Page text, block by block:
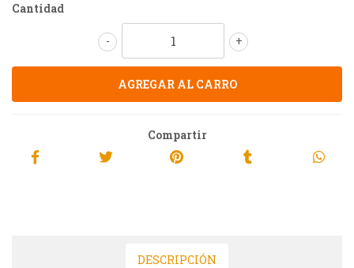
Cantidad
+
-
Compartir
DESCRIPCIÓN